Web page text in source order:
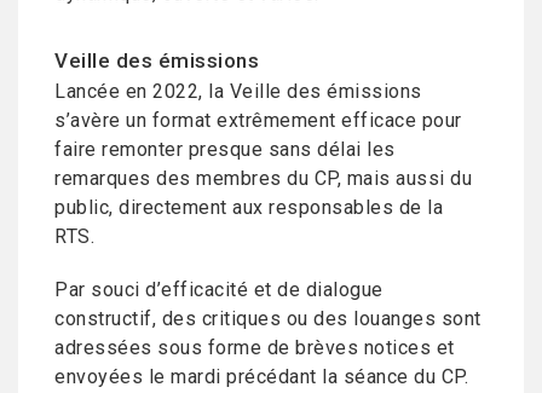
Veille des émissions
Lancée en 2022, la Veille des émissions
s’avère un format extrêmement efficace pour
faire remonter presque sans délai les
remarques des membres du CP, mais aussi du
public, directement aux responsables de la
RTS.
Par souci d’efficacité et de dialogue
constructif, des critiques ou des louanges sont
adressées sous forme de brèves notices et
envoyées le mardi précédant la séance du CP.